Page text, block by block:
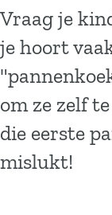
Vraag je
je hoort
om ze zelf
die eerste
mislukt!